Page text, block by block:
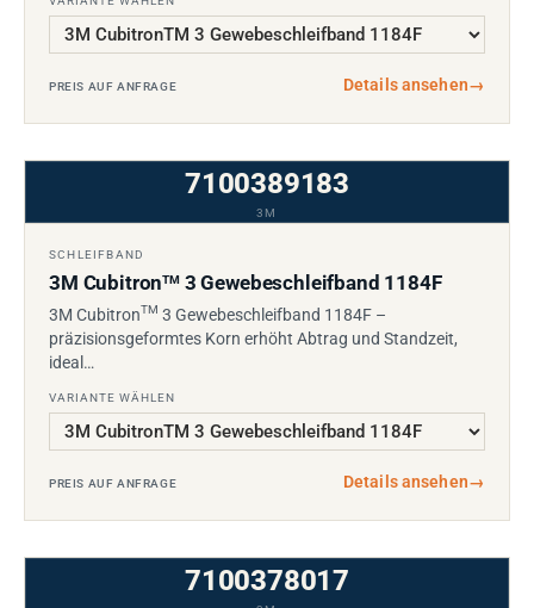
PREIS AUF ANFRAGE Details ansehen→
7100389183
3M
SCHLEIFBAND
3M CubitronTM3 Gewebeschleifband 1184F
3M CubitronTM 3 Gewebeschleifband 1184F –
präzisionsgeformtes Korn erhöht Abtrag und Standzeit,
ideal…
VARIANTE WÄHLEN
PREIS AUF ANFRAGE Details ansehen→
7100378017